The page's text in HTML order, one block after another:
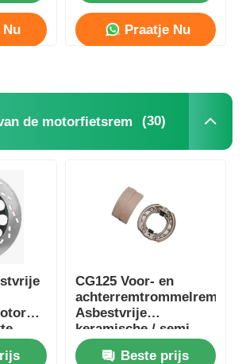
Nu Praatje Nu
de motorfietsrem (30)
CG125 Voor- en
Asbestvrije
keramische / semi-
metalen remschoenen
Beste prijs